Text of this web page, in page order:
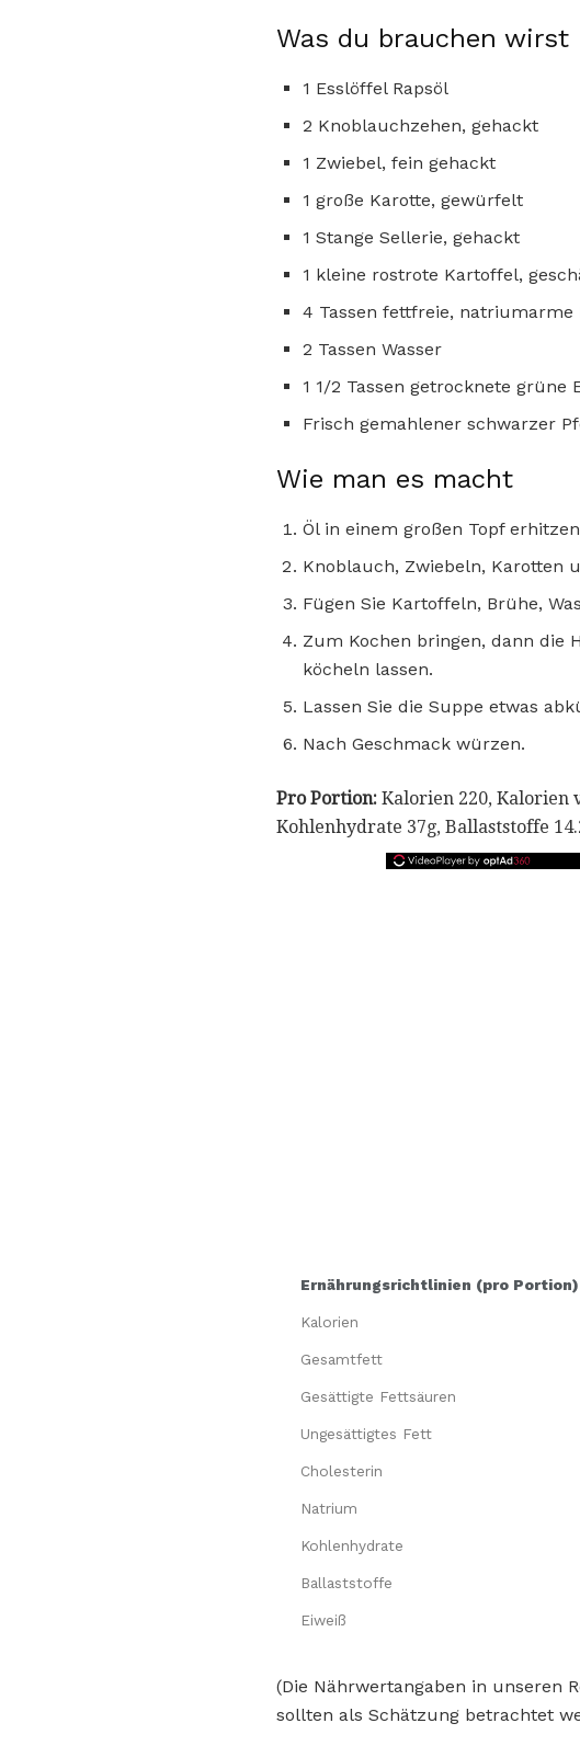
Was du brauchen wirst
1 Esslöffel Rapsöl
2 Knoblauchzehen, gehackt
1 Zwiebel, fein gehackt
1 große Karotte, gewürfelt
1 Stange Sellerie, gehackt
1 kleine rostrote Kartoffel,
4 Tassen fettfreie,
2 Tassen Wasser
1 1/2 Tassen getrocknete
Frisch gemahlener schwarzer
Wie man es macht
Öl in einem großen Topf
Knoblauch, Zwiebeln, Karotten
Fügen Sie Kartoffeln, Brühe,
Zum Kochen bringen, dann die
köcheln lassen.
Lassen Sie die Suppe etwas
Nach Geschmack würzen.
Pro Portion: Kalorien 220, Kalorien
Kohlenhydrate 37g, Ballaststoffe
Ernährungsrichtlinien (pro Portion)
Kalorien
Gesamtfett
Gesättigte Fettsäuren
Ungesättigtes Fett
Cholesterin
Natrium
Kohlenhydrate
Ballaststoffe
Eiweiß
(Die Nährwertangaben in unseren
sollten als Schätzung betrachtet